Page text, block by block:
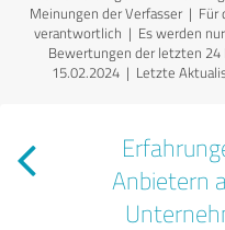
Meinungen der Verfasser | Für
verantwortlich | Es werden
Bewertungen der letzten
15.02.2024 | Letzte
Anbietern